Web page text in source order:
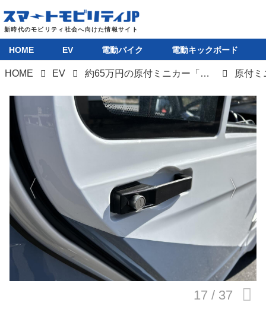
HOME
電動バイク
電動キックボード
ライフスタイル
テクノロジー
このメディアについて
HOME EV 電動バイク 電動キックボード
HOME EV 約65万円の原付ミニカー「EV-eCo」が都内で展示・試乗イベントを開催。一人乗りの超小型EV